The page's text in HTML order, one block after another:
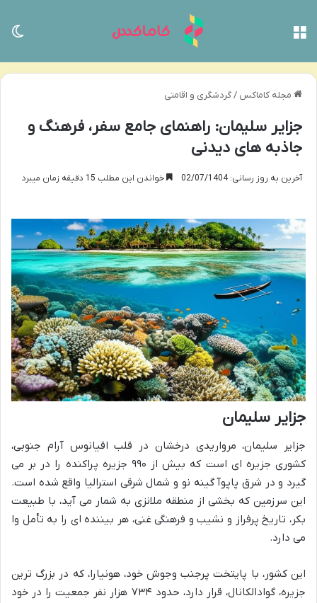
مجله کاماکس /گردشگری و اقامتی
جزایر سلیمان: راهنمای جامع سفر، فرهنگ و
جاذبه های دیدنی
آخرین به روز رسانی: 02/07/1404 خواندن این مطلب 15 دقیقه زمان میبرد
جزایر سلیمان
جزایر سلیمان، مرواریدی درخشان در قلب اقیانوس آرام جنوبی،
کشوری جزیره ای است که بیش از ۹۹۰ جزیره پراکنده را در بر می
گیرد و در شرق پاپوآ گینه نو و شمال شرقی استرالیا واقع شده است.
این سرزمین که بخشی از منطقه ملانزی به شمار می آید، با طبیعت
بکر، تاریخ پرفراز و نشیب و فرهنگی غنی، هر بیننده ای را به تأمل وا
می دارد.
این کشور، با پایتخت پرجنب وجوش خود، هونیارا، که در بزرگ ترین
جزیره، گوادالکانال، قرار دارد، حدود ۷۳۴ هزار نفر جمعیت را در خود